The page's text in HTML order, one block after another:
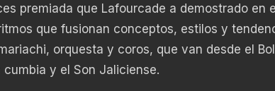
premiada que Lafourcade a demostrado en
que fusionan conceptos, estilos y
orquesta y coros, que van desde el
y el Son Jaliciense.